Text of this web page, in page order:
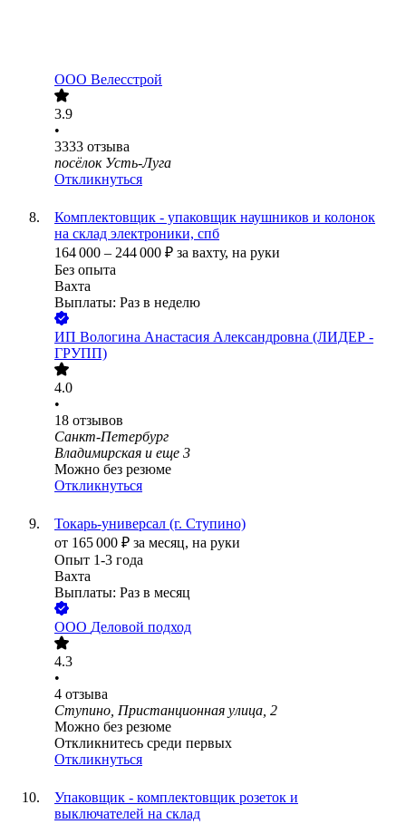
ООО Велесстрой
3.9
•
3333 отзыва
посёлок Усть-Луга
Откликнуться
Комплектовщик - упаковщик наушников и колонок
на склад электроники, спб
164 000 – 244 000 ₽ за вахту, на руки
Без опыта
Вахта
Выплаты: Раз в неделю
ИП Вологина Анастасия Александровна (ЛИДЕР -
ГРУПП)
4.0
•
18 отзывов
Санкт-Петербург
Владимирская и еще 3
Можно без резюме
Откликнуться
Токарь-универсал (г. Ступино)
от 165 000 ₽ за месяц, на руки
Опыт 1-3 года
Вахта
Выплаты: Раз в месяц
ООО Деловой подход
4.3
•
4 отзыва
Ступино, Пристанционная улица, 2
Можно без резюме
Откликнитесь среди первых
Откликнуться
Упаковщик - комплектовщик розеток и
выключателей на склад